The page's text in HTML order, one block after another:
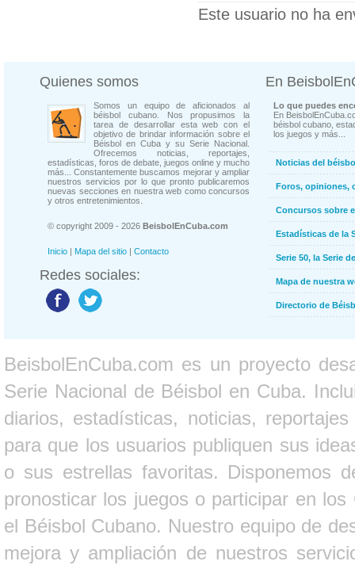
Este usuario no ha
Quienes somos
Somos un equipo de aficionados al
béisbol cubano. Nos propusimos la
tarea de desarrollar esta web con el
objetivo de brindar información sobre el
Béisbol en Cuba y su Serie Nacional.
Ofrecemos noticias, reportajes,
estadísticas, foros de debate, juegos online y mucho
más... Constantemente buscamos mejorar y ampliar
nuestros servicios por lo que pronto publicaremos
nuevas secciones en nuestra web como concursos
y otros entretenimientos.
© copyright 2009 - 2026 BeisbolEnCuba.com
Inicio | Mapa del sitio | Contacto
Redes sociales:
En
Lo que puedes
En
béisbol cubano,
los juegos y más...
Noticias del
Foros, opiniones,
Concursos sobre
Estadísticas de la
Serie 50, la Serie
Mapa de nuestra
Directorio de
BeisbolEnCuba.com es un proyecto
Serie Nacional de Béisbol en Cuba.
diarios, estadísticas, noticias,
para que los usuarios publiquen sus
o sus estrellas favoritas. Disponemos
pronosticar los juegos o participar en
el Béisbol Cubano. Nuestro equipo de
mejora y ampliación de nuestros